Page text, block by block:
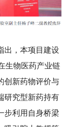
出，本项目建设
生物医药产业链
创新药物评价与
研究型新药持有
步利用自身桥梁